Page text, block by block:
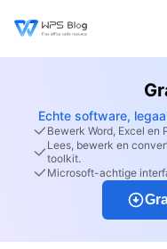
Echte software,
Bewerk Word, Excel en
Lees, bewerk en
toolkit.
Microsoft-achtige